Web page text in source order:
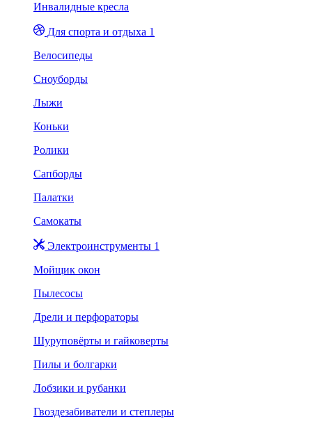
Инвалидные кресла
Для спорта и отдыха 1
Велосипеды
Сноуборды
Лыжи
Коньки
Ролики
Сапборды
Палатки
Самокаты
Электроинструменты 1
Мойщик окон
Пылесосы
Дрели и перфораторы
Шуруповёрты и гайковерты
Пилы и болгарки
Лобзики и рубанки
Гвоздезабиватели и степлеры